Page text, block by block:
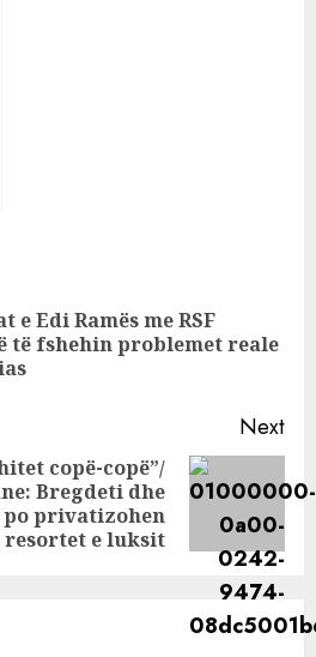
e Edi Ramës me RSF
të fshehin problemet reale
Next
copë-copë”/
Bregdeti dhe
privatizohen
resortet e luksit